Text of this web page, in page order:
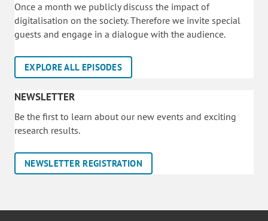
Once a month we publicly discuss the impact of
digitalisation on the society. Therefore we invite special
guests and engage in a dialogue with the audience.
EXPLORE ALL EPISODES
NEWSLETTER
Be the first to learn about our new events and exciting
research results.
NEWSLETTER REGISTRATION